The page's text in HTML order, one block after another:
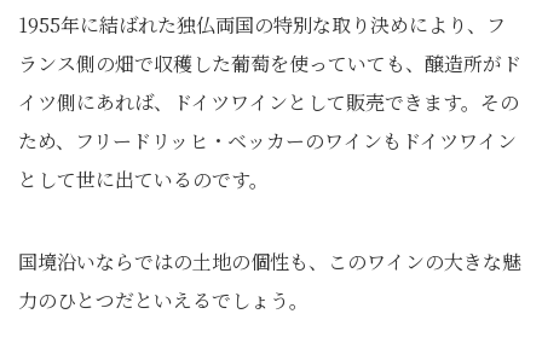
1955年に結ばれた独仏両国の特別な取り決めにより、フ
ランス側の畑で収穫した葡萄を使っていても、醸造所がド
イツ側にあれば、ドイツワインとして販売できます。その
ため、フリードリッヒ・ベッカーのワインもドイツワイン
として世に出ているのです。
国境沿いならではの土地の個性も、このワインの大きな魅
力のひとつだといえるでしょう。